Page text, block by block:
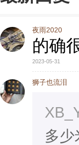
夜雨2020
的确
2023-05-31
狮子也流泪
多少